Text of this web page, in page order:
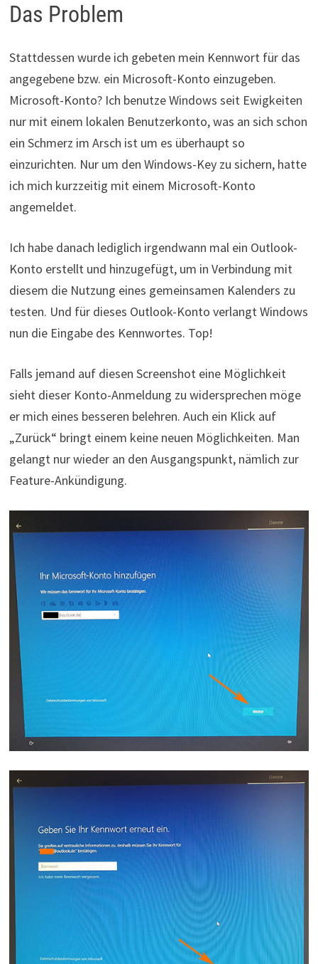
Das Problem
Stattdessen wurde ich gebeten mein Kennwort für das
angegebene bzw. ein Microsoft-Konto einzugeben.
Microsoft-Konto? Ich benutze Windows seit Ewigkeiten
nur mit einem lokalen Benutzerkonto, was an sich schon
ein Schmerz im Arsch ist um es überhaupt so
einzurichten. Nur um den Windows-Key zu sichern, hatte
ich mich kurzzeitig mit einem Microsoft-Konto
angemeldet.
Ich habe danach lediglich irgendwann mal ein Outlook-
Konto erstellt und hinzugefügt, um in Verbindung mit
diesem die Nutzung eines gemeinsamen Kalenders zu
testen. Und für dieses Outlook-Konto verlangt Windows
nun die Eingabe des Kennwortes. Top!
Falls jemand auf diesen Screenshot eine Möglichkeit
sieht dieser Konto-Anmeldung zu widersprechen möge
er mich eines besseren belehren. Auch ein Klick auf
„Zurück“ bringt einem keine neuen Möglichkeiten. Man
gelangt nur wieder an den Ausgangspunkt, nämlich zur
Feature-Ankündigung.